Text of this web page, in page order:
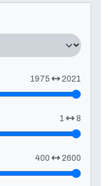
1975 2021
1 8
400 2600